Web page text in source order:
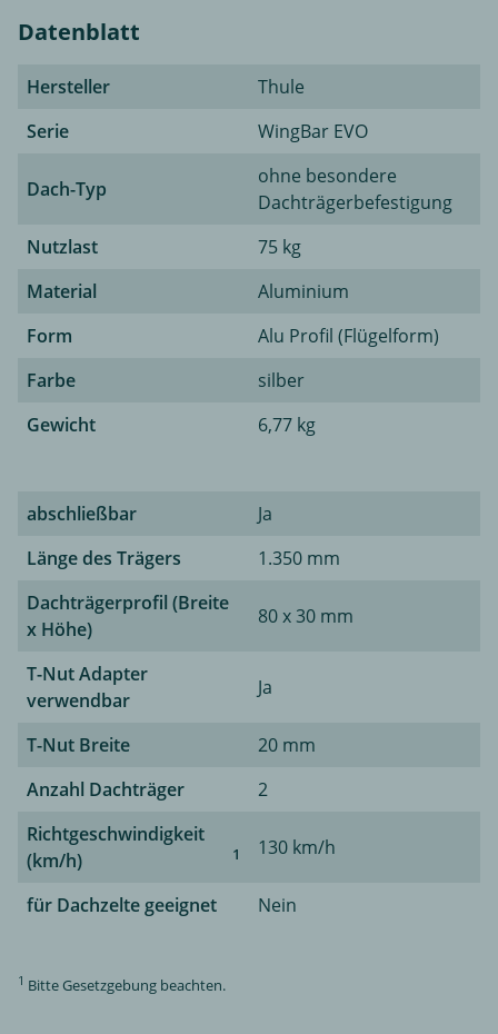
Datenblatt
Hersteller
Thule
Serie
WingBar EVO
Dach-Typ
ohne besondere
Dachträgerbefestigung
Nutzlast
75 kg
Material
Aluminium
Form
Alu Profil (Flügelform)
Farbe
silber
Gewicht
6,77 kg
abschließbar
Ja
Länge des Trägers
1.350 mm
Dachträgerprofil (Breite
x Höhe)
80 x 30 mm
T-Nut Adapter
verwendbar
Ja
T-Nut Breite
20 mm
Anzahl Dachträger
2
Richtgeschwindigkeit
(km/h)
1 130 km/h
für Dachzelte geeignet Nein
1 Bitte Gesetzgebung beachten.